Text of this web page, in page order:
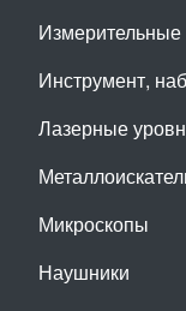
Инструмент,
Лазерные
Микроскопы
Наушники